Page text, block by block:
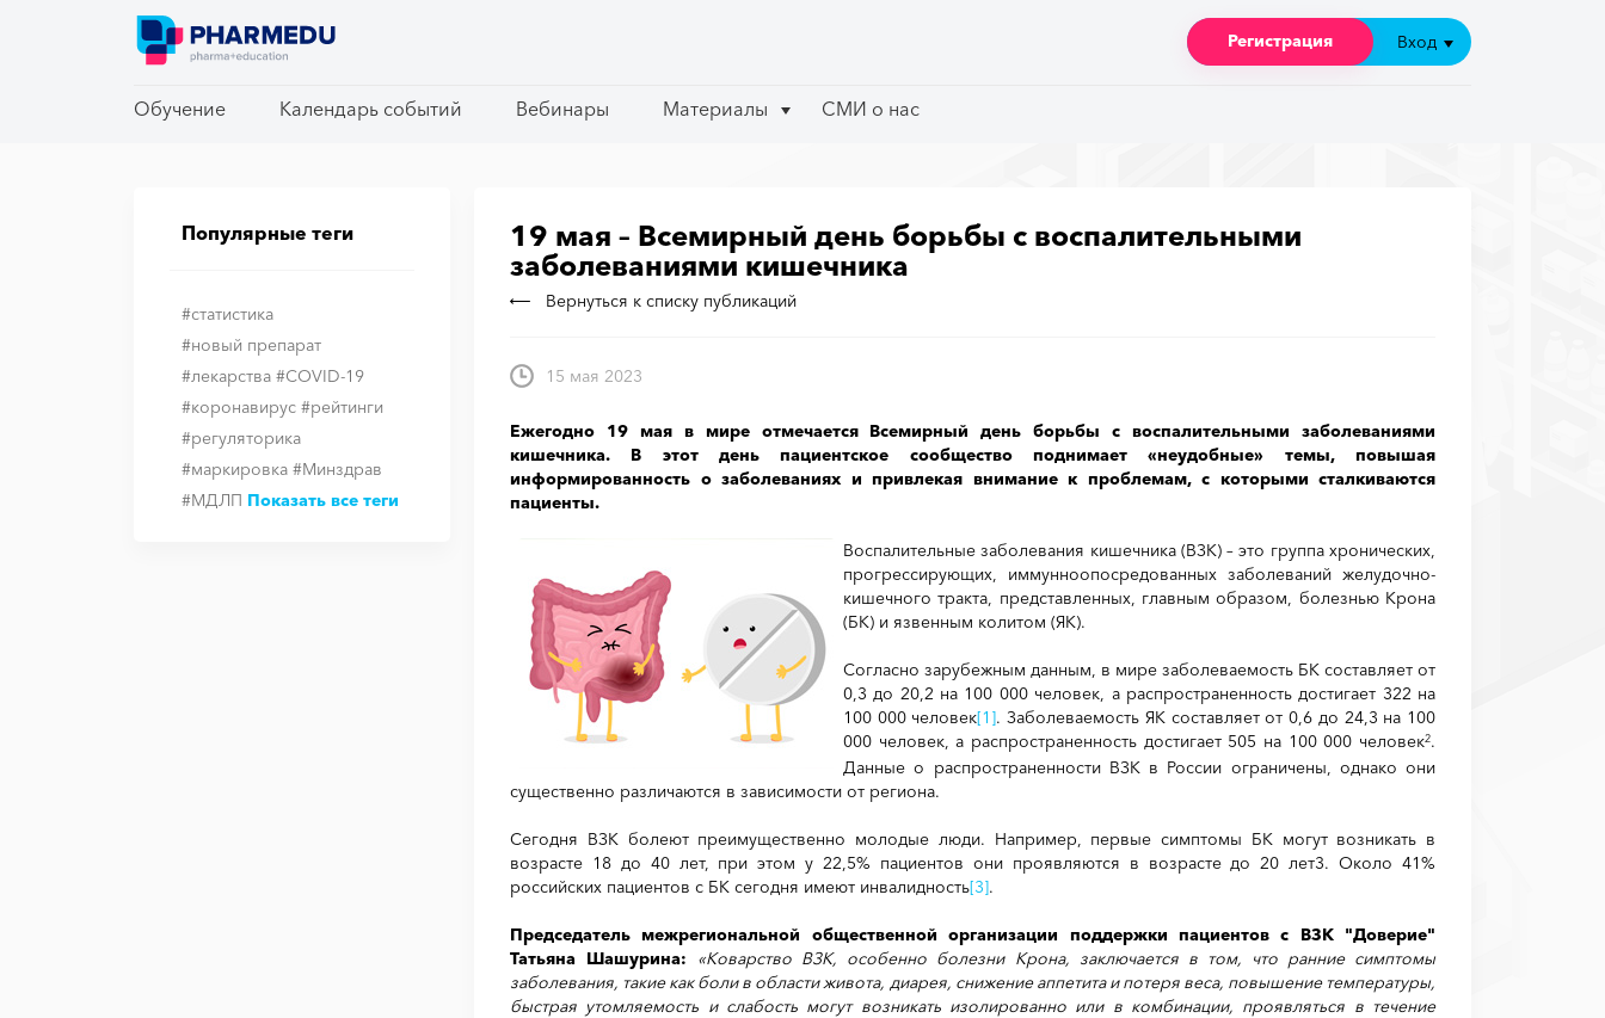
Обучение Календарь событий Вебинары Материалы СМИ о нас
Регистрация Вход
Обучение Календарь событий Вебинары Материалы СМИ о нас
Регистрация Вход
Популярные теги
#статистика
#новый препарат
#лекарства #COVID-19
#коронавирус #рейтинги
#регуляторика
#маркировка #Минздрав
#МДЛП Показать все теги
19 мая – Всемирный день борьбы с воспалительными
заболеваниями кишечника
Вернуться к списку публикаций
15 мая 2023
Ежегодно 19 мая в мире отмечается Всемирный день борьбы с воспалительными заболеваниями
кишечника. В этот день пациентское сообщество поднимает «неудобные» темы, повышая
информированность о заболеваниях и привлекая внимание к проблемам, с которыми сталкиваются
пациенты.
Воспалительные заболевания кишечника (ВЗК) – это группа хронических,
прогрессирующих, иммунноопосредованных заболеваний желудочно-
кишечного тракта, представленных, главным образом, болезнью Крона
(БК) и язвенным колитом (ЯК).
Согласно зарубежным данным, в мире заболеваемость БК составляет от
0,3 до 20,2 на 100 000 человек, а распространенность достигает 322 на
100 000 человек[1]. Заболеваемость ЯК составляет от 0,6 до 24,3 на 100
000 человек, а распространенность достигает 505 на 100 000 человек2.
Данные о распространенности ВЗК в России ограничены, однако они
существенно различаются в зависимости от региона.
Сегодня ВЗК болеют преимущественно молодые люди. Например, первые симптомы БК могут возникать в
возрасте 18 до 40 лет, при этом у 22,5% пациентов они проявляются в возрасте до 20 лет3. Около 41%
российских пациентов с БК сегодня имеют инвалидность[3].
Председатель межрегиональной общественной организации поддержки пациентов с ВЗК "Доверие"
Татьяна Шашурина: «Коварство ВЗК, особенно болезни Крона, заключается в том, что ранние симптомы
заболевания, такие как боли в области живота, диарея, снижение аппетита и потеря веса, повышение температуры,
быстрая утомляемость и слабость могут возникать изолированно или в комбинации, проявляться в течение